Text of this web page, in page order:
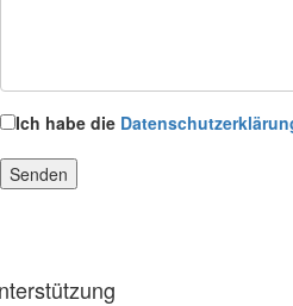
Ich habe die